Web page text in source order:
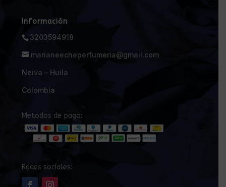
Información
3203594918
marianeecheperfumeria@gmail.com
Neiva – Huila
Colombia
Metodos de pago:
Redes sociales: